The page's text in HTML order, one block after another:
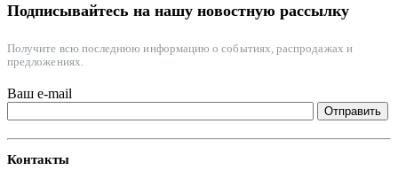
Подписывайтесь на нашу новостную рассылку
Получите всю последнюю информацию о событиях, распродажах и
предложениях.
Ваш e-mail
Контакты